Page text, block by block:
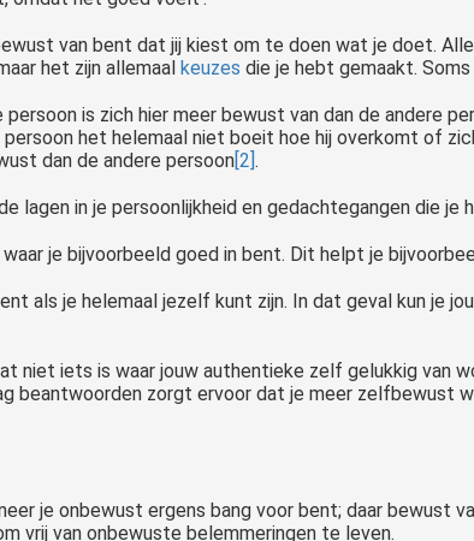
van bent dat jij kiest om te doen wat je doet.
het zijn allemaal keuzes die je hebt gemaakt.
is zich hier meer bewust van dan de andere
het helemaal niet boeit hoe hij overkomt of
dan de andere persoon[2].
lagen in je persoonlijkheid en gedachtegangen die je
je bijvoorbeeld goed in bent. Dit helpt je
als je helemaal jezelf kunt zijn. In dat geval kun je
niet iets is waar jouw authentieke zelf gelukkig van
beantwoorden zorgt ervoor dat je meer zelfbewust
je onbewust ergens bang voor bent; daar bewust
vrij van onbewuste belemmeringen te leven.